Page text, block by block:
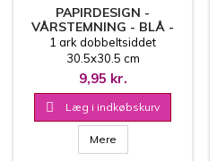
PAPIRDESIGN -
VÅRSTEMNING - BLÅ -
PD1900026
1 ark dobbeltsiddet
30.5x30.5 cm
9,95 kr.
 Læg i indkøbskurv
Mere